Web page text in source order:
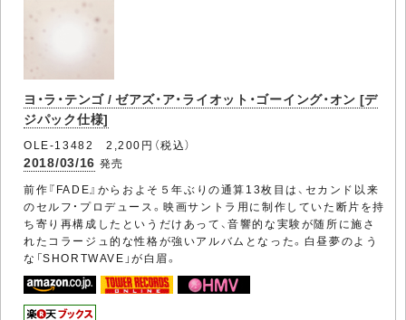
ヨ・ラ・テンゴ / ゼアズ・ア・ライオット・ゴーイング・オン [デ
ジパック仕様]
OLE-13482 2,200円（税込）
2018/03/16 発売
前作『FADE』からおよそ５年ぶりの通算13枚目は、セカンド以来
のセルフ・プロデュース。映画サントラ用に制作していた断片を持
ち寄り再構成したというだけあって、音響的な実験が随所に施さ
れたコラージュ的な性格が強いアルバムとなった。白昼夢のよう
な「SHORTWAVE」が白眉。